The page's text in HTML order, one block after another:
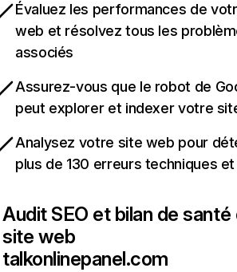
Évaluez les performances de
web et résolvez tous les
associés
Assurez-vous que le robot de
peut explorer et indexer votre
Analysez votre site web pour
plus de 130 erreurs techniques et
Audit SEO et bilan de santé
site web
talkonlinepanel.com